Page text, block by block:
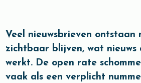
Veel nieuwsbrieven
zichtbaar blijven, wat
werkt. De open rate
vaak als een verplicht